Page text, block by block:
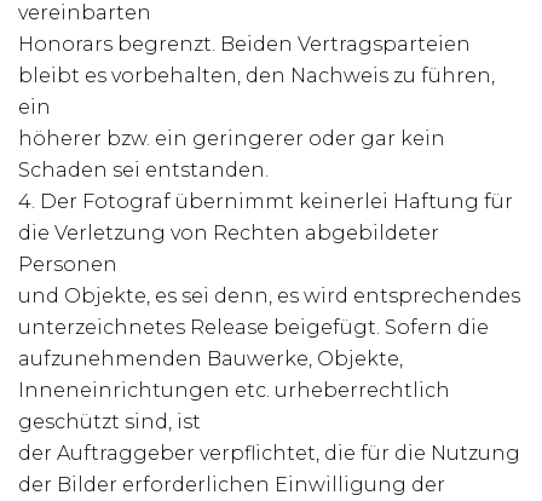
vereinbarten
Honorars begrenzt. Beiden Vertragsparteien
bleibt es vorbehalten, den Nachweis zu führen,
ein
höherer bzw. ein geringerer oder gar kein
Schaden sei entstanden.
4. Der Fotograf übernimmt keinerlei Haftung für
die Verletzung von Rechten abgebildeter
Personen
und Objekte, es sei denn, es wird entsprechendes
unterzeichnetes Release beigefügt. Sofern die
aufzunehmenden Bauwerke, Objekte,
Inneneinrichtungen etc. urheberrechtlich
geschützt sind, ist
der Auftraggeber verpflichtet, die für die Nutzung
der Bilder erforderlichen Einwilligung der